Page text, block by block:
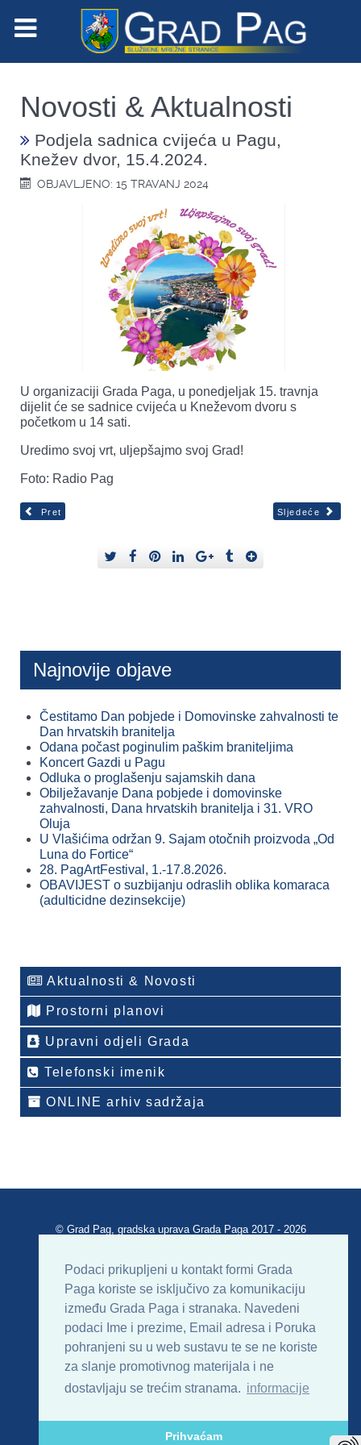
Podaci prikupljeni u kontakt formi Grada
Paga koriste se isključivo za komunikaciju
između Grada Paga i stranaka. Navedeni
podaci Ime i prezime, Email adresa i Poruka
pohranjeni su u web sustavu te se ne koriste
za slanje promotivnog materijala i ne
dostavljaju se trećim stranama. informacije
Prihvaćam
Novosti & Aktualnosti
Podjela sadnica cvijeća u Pagu,
Knežev dvor, 15.4.2024.
OBJAVLJENO: 15 TRAVANJ 2024
U organizaciji Grada Paga, u ponedjeljak 15. travnja
dijelit će se sadnice cvijeća u Kneževom dvoru s
početkom u 14 sati.
Uredimo svoj vrt, uljepšajmo svoj Grad!
Foto: Radio Pag
Pret Sljedeće
Najnovije objave
Čestitamo Dan pobjede i Domovinske zahvalnosti te
Dan hrvatskih branitelja
Odana počast poginulim paškim braniteljima
Koncert Gazdi u Pagu
Odluka o proglašenju sajamskih dana
Obilježavanje Dana pobjede i domovinske
zahvalnosti, Dana hrvatskih branitelja i 31. VRO
Oluja
U Vlašićima održan 9. Sajam otočnih proizvoda „Od
Luna do Fortice“
28. PagArtFestival, 1.-17.8.2026.
OBAVIJEST o suzbijanju odraslih oblika komaraca
(adulticidne dezinsekcije)
Aktualnosti & Novosti
Prostorni planovi
Upravni odjeli Grada
Telefonski imenik
ONLINE arhiv sadržaja
© Grad Pag, gradska uprava Grada Paga 2017 - 2026
Uvjeti korištenja Impressum
Kontakt
Sitemap
RSS